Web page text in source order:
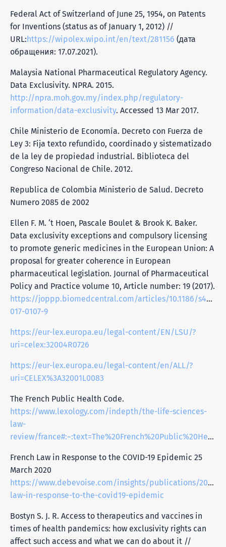
Federal Act of Switzerland of June 25, 1954, on Patents
for Inventions (status as of January 1, 2012) //
URL:https://wipolex.wipo.int/en/text/281156 (дата
обращения: 17.07.2021).
Malaysia National Pharmaceutical Regulatory Agency.
Data Exclusivity. NPRA. 2015.
http://npra.moh.gov.my/index.php/regulatory-
information/data-exclusivity. Accessed 13 Mar 2017.
Chile Ministerio de Economía. Decreto con Fuerza de
Ley 3: Fija texto refundido, coordinado y sistematizado
de la ley de propiedad industrial. Biblioteca del
Congreso Nacional de Chile. 2012.
Republica de Colombia Ministerio de Salud. Decreto
Numero 2085 de 2002
Ellen F. M. ‘t Hoen, Pascale Boulet & Brook K. Baker.
Data exclusivity exceptions and compulsory licensing
to promote generic medicines in the European Union: A
proposal for greater coherence in European
pharmaceutical legislation. Journal of Pharmaceutical
Policy and Practice volume 10, Article number: 19 (2017).
https://joppp.biomedcentral.com/articles/10.1186/s40545-
017-0107-9
https://eur-lex.europa.eu/legal-content/EN/LSU/?
uri=celex:32004R0726
https://eur-lex.europa.eu/legal-content/en/ALL/?
uri=CELEX%3A32001L0083
The French Public Health Code.
https://www.lexology.com/indepth/the-life-sciences-
law-
review/france#:~:text=The%20French%20Public%20Health%20Code,2022%2D323%20of%204%20March%202022
French Law in Response to the COVID-19 Epidemic 25
March 2020
https://www.debevoise.com/insights/publications/2020/
law-in-response-to-the-covid19-epidemic
Bostyn S. J. R. Access to therapeutics and vaccines in
times of health pandemics: how exclusivity rights can
affect such access and what we can do about it //